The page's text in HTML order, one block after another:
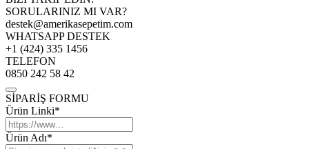
SORULARINIZ MI VAR?
destek@amerikasepetim.com
WHATSAPP DESTEK
+1 (424) 335 1456
TELEFON
0850 242 58 42
SİPARİŞ FORMU
Ürün Linki*
Ürün Adı*